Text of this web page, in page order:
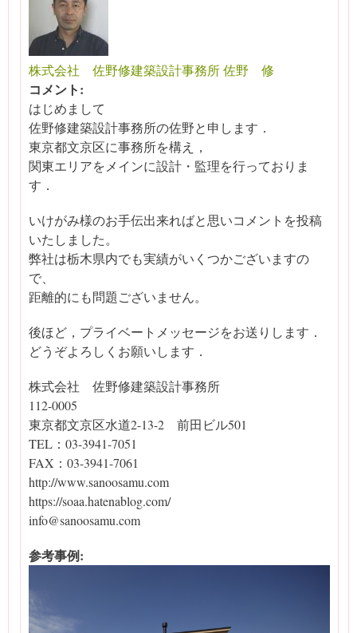
株式会社 佐野修建築設計事務所 佐野 修
コメント:
はじめまして
佐野修建築設計事務所の佐野と申します．
東京都文京区に事務所を構え，
関東エリアをメインに設計・監理を行っておりま
す．
いけがみ様のお手伝出来ればと思いコメントを投稿
いたしました。
弊社は栃木県内でも実績がいくつかございますの
で、
距離的にも問題ございません。
後ほど，プライベートメッセージをお送りします．
どうぞよろしくお願いします．
株式会社 佐野修建築設計事務所
112-0005
東京都文京区水道2-13-2 前田ビル501
TEL：03-3941-7051
FAX：03-3941-7061
http://www.sanoosamu.com
https://soaa.hatenablog.com/
info@sanoosamu.com
参考事例: